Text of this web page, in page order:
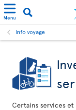
Menu
Info voyage
Certains services